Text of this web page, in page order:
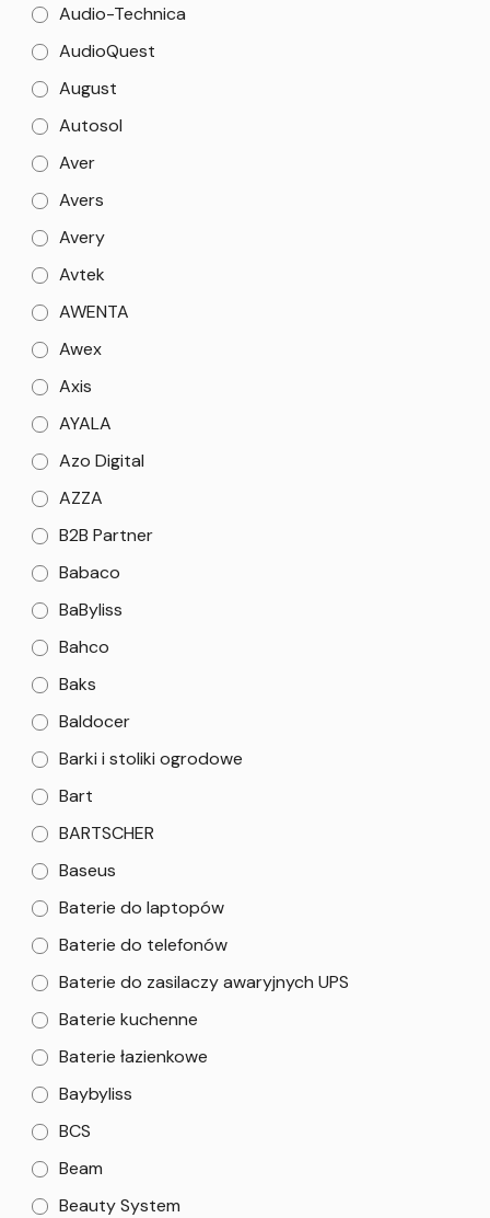
Audio-Technica
AudioQuest
August
Autosol
Aver
Avers
Avery
Avtek
AWENTA
Awex
Axis
AYALA
Azo Digital
AZZA
B2B Partner
Babaco
BaByliss
Bahco
Baks
Baldocer
Barki i stoliki ogrodowe
Bart
BARTSCHER
Baseus
Baterie do laptopów
Baterie do telefonów
Baterie do zasilaczy awaryjnych UPS
Baterie kuchenne
Baterie łazienkowe
Baybyliss
BCS
Beam
Beauty System